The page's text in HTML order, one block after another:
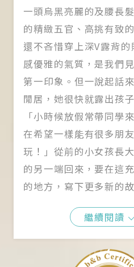
一頭烏黑亮麗的及腰長
的精緻五官、高挑有致
還不吝惜穿上深V露背
感優雅的氣質，是我們
第一印象。但一說起話
閒居，她很快就露出孩
「小時候放假常帶同學
在希望一樣能有很多朋
玩！」從前的小女孩長
的另一端回來，要在這
的地方，寫下更多新的故
繼續閱讀